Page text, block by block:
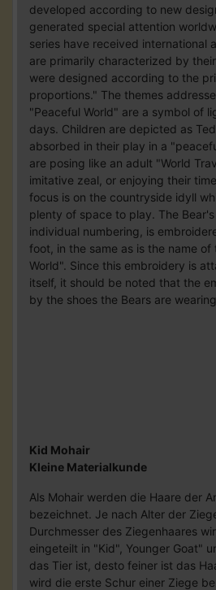
developed according to new
generated special attention
series have received international
are primarily characterized by
were designed according to the
proportions." The themes
"Peaceful World" are a symbol of
days. Children are depicted as
absorbed in their play in a
are posing like an adult "World
imitative zeal, or enjoying their
focus is on the countryside idyll
plenty of space to play. The
individual numbering, is
foot, in the same as is the name of
World". Since this embroidery is
itself, it should be noted that the
by the shoes the Bears are
Kid Mohair
Kleine Materialkunde
Als Mohair werden die Haare der
bezeichnet. Je nach Alter der
Durchmesser des Ziegenhaares
eingeteilt in "Kid", Younger Goat"
das Tier ist, desto feiner ist das
wird die erste Schur einer Ziege